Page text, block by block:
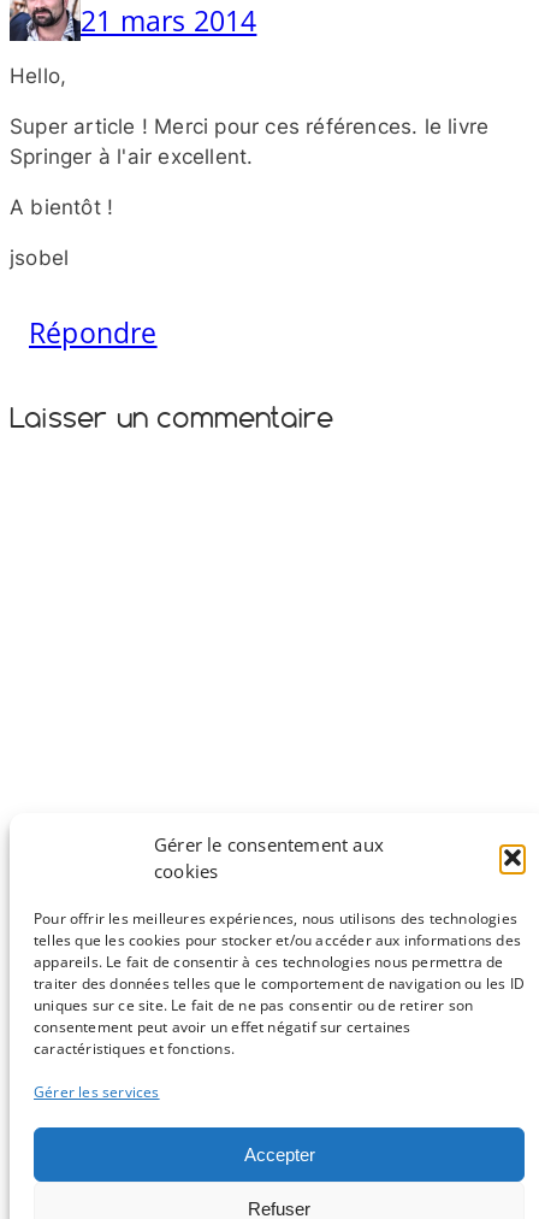
Gérer le consentement aux
cookies
Pour offrir les meilleures expériences, nous utilisons des technologies
telles que les cookies pour stocker et/ou accéder aux informations des
appareils. Le fait de consentir à ces technologies nous permettra de
traiter des données telles que le comportement de navigation ou les ID
uniques sur ce site. Le fait de ne pas consentir ou de retirer son
consentement peut avoir un effet négatif sur certaines
caractéristiques et fonctions.
Gérer les services
Accepter
Refuser
21 mars 2014
Hello,
Super article ! Merci pour ces références. le livre
Springer à l'air excellent.
A bientôt !
jsobel
Répondre
Laisser un commentaire
Pour insérer du code dans vos commentaires, utilisez les
balises <code> et <\code>.
Précédente :Monter un serveur
de test pour des besoins
d’analyses en bioinformatique
bioinformaticien du monde
»